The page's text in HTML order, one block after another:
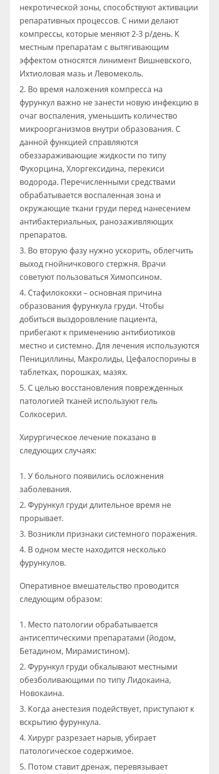
некротической зоны, способствуют активации
репаративных процессов. С ними делают
компрессы, которые меняют 2-3 р/день. К
местным препаратам с вытягивающим
эффектом относятся линимент Вишневского,
Ихтиоловая мазь и Левомеколь.
Во время наложения компресса на
фурункул важно не занести новую инфекцию в
очаг воспаления, уменьшить количество
микроорганизмов внутри образования. С
данной функцией справляются
обеззараживающие жидкости по типу
Фукорцина, Хлоргексидина, перекиси
водорода. Перечисленными средствами
обрабатывается воспаленная зона и
окружающие ткани груди перед нанесением
антибактериальных, ранозаживляющих
препаратов.
Во вторую фазу нужно ускорить, облегчить
выход гнойничкового стержня. Врачи
советуют пользоваться Химопсином.
Стафилококки – основная причина
образования фурункула груди. Чтобы
добиться выздоровление пациента,
прибегают к применению антибиотиков
местно и системно. Для лечения используются
Пенициллины, Макролиды, Цефалоспорины в
таблетках, порошках, мазях.
С целью восстановления поврежденных
патологией тканей используют гель
Солкосерил.
Хирургическое лечение показано в
следующих случаях:
У больного появились осложнения
заболевания.
Фурункул груди длительное время не
прорывает.
Возникли признаки системного поражения.
В одном месте находится несколько
фурункулов.
Оперативное вмешательство проводится
следующим образом:
Место патологии обрабатывается
антисептическими препаратами (йодом,
Бетадином, Мирамистином).
Фурункул груди обкалывают местными
обезболивающими по типу Лидокаина,
Новокаина.
Когда анестезия подействует, приступают к
вскрытию фурункула.
Хирург разрезает нарыв, убирает
патологическое содержимое.
Потом ставит дренаж, перевязывает